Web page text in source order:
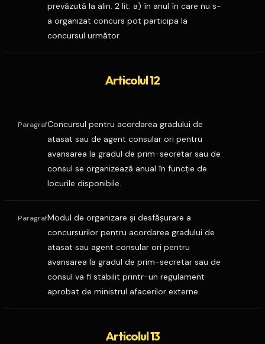
prevăzută la alin. 2 lit. a) în anul în care nu s-
a organizat concurs pot participa la
concursul următor.
Articolul 12
ParagrafConcursul pentru acordarea gradului de
atasat sau de agent consular ori pentru
avansarea la gradul de prim-secretar sau de
consul se organizează anual în funcţie de
locurile disponibile.
ParagrafModul de organizare şi desfăşurare a
concursurilor pentru acordarea gradului de
atasat sau agent consular ori pentru
avansarea la gradul de prim-secretar sau de
consul va fi stabilit printr-un regulament
aprobat de ministrul afacerilor externe.
Articolul 13